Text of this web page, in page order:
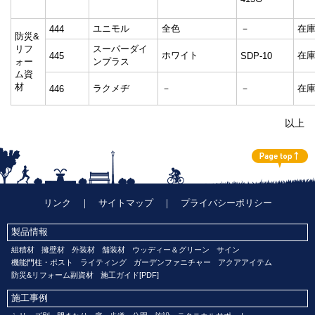
防災&
リフ
ォー
ム資
材
444 ユニモル 全色 － 在
445
スーパーダイ
ンプラス
ホワイト SDP-10 在
446 ラクメヂ － － 在
以上
リンク ｜ サイトマップ｜ プライバシーポリシー
製品情報
組積材 擁壁材 外装材 舗装材 ウッディー＆グリーン
サイン
機能門柱・ポスト
ライティング ガーデンファニチャー
アクアアイテム
防災&リフォーム副資材
施工ガイド[PDF]
施工事例